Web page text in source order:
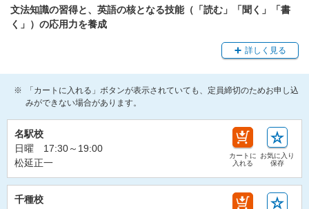
文法知識の習得と、英語の核となる技能（「読む」「聞く」「書
く」）の応用力を養成
詳しく見る
「カートに入れる」ボタンが表示されていても、定員締切のためお申し込
みができない場合があります。
名駅校
日曜 17:30～19:00
松延正一
カートに
入れる
お気に入り
保存
千種校